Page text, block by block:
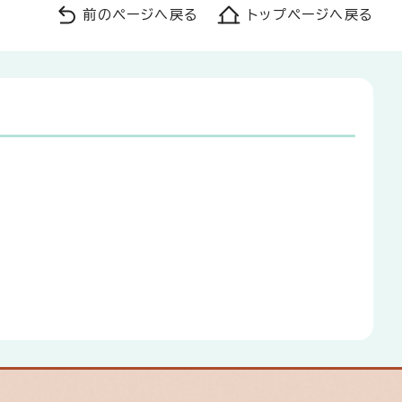
前のページへ戻る トップページへ戻る